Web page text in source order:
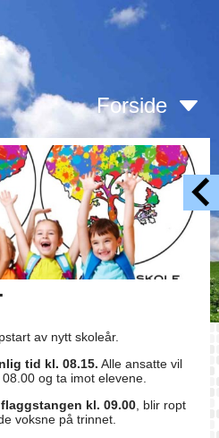
Forside
av nytt skoleår.
tid kl. 08.15. Alle ansatte vil
og ta imot elevene.
kl. 09.00 , blir ropt
voksne på trinnet.